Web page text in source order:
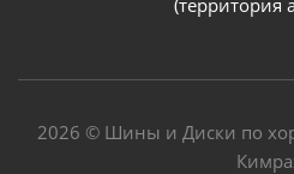
2026 © Шины и Диски по